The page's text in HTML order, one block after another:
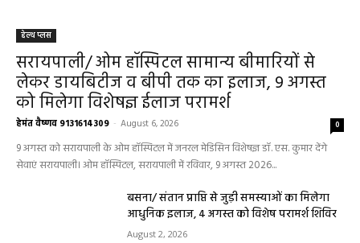
हेल्थ प्लस
सरायपाली/ ओम हॉस्पिटल सामान्य बीमारियों से
लेकर डायबिटीज व बीपी तक का इलाज, 9 अगस्त
को मिलेगा विशेषज्ञ ईलाज परामर्श
हेमंत वैष्णव 9131614309 - August 6, 2026 0
9 अगस्त को सरायपाली के ओम हॉस्पिटल में जनरल मेडिसिन विशेषज्ञ डॉ. एस. कुमार देंगे
सेवाएं सरायपाली। ओम हॉस्पिटल, सरायपाली में रविवार, 9 अगस्त 2026...
बसना/ संतान प्राप्ति से जुड़ी समस्याओं का मिलेगा
आधुनिक इलाज, 4 अगस्त को विशेष परामर्श शिविर
August 2, 2026